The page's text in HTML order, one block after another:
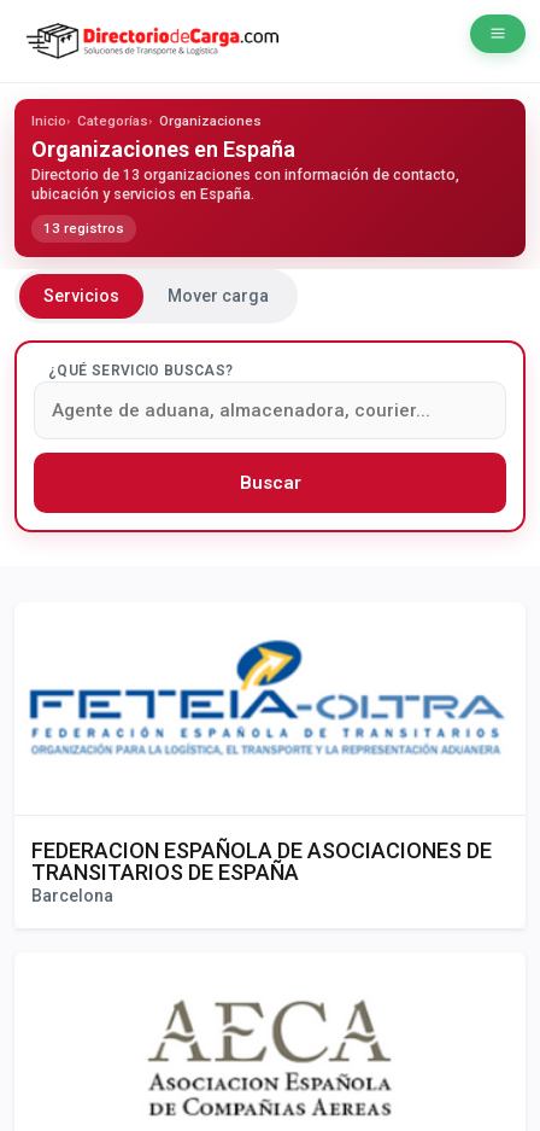
Inicio Categorías Organizaciones
Organizaciones en España
Directorio de 13 organizaciones con información de contacto,
ubicación y servicios en España.
13 registros
Servicios Mover carga
¿QUÉ SERVICIO BUSCAS?
Buscar
FEDERACION ESPAÑOLA DE ASOCIACIONES DE
TRANSITARIOS DE ESPAÑA
Barcelona